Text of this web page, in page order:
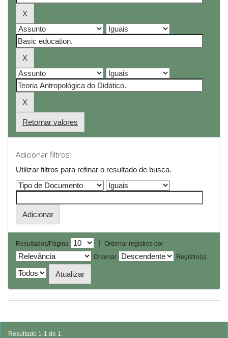
Retornar valores
Adicionar filtros:
Utilizar filtros para refinar o resultado de busca.
Resultados/Página |
Ordenar registros por
Ordenar
Registro(s)
Resultado 1-1 de 1.